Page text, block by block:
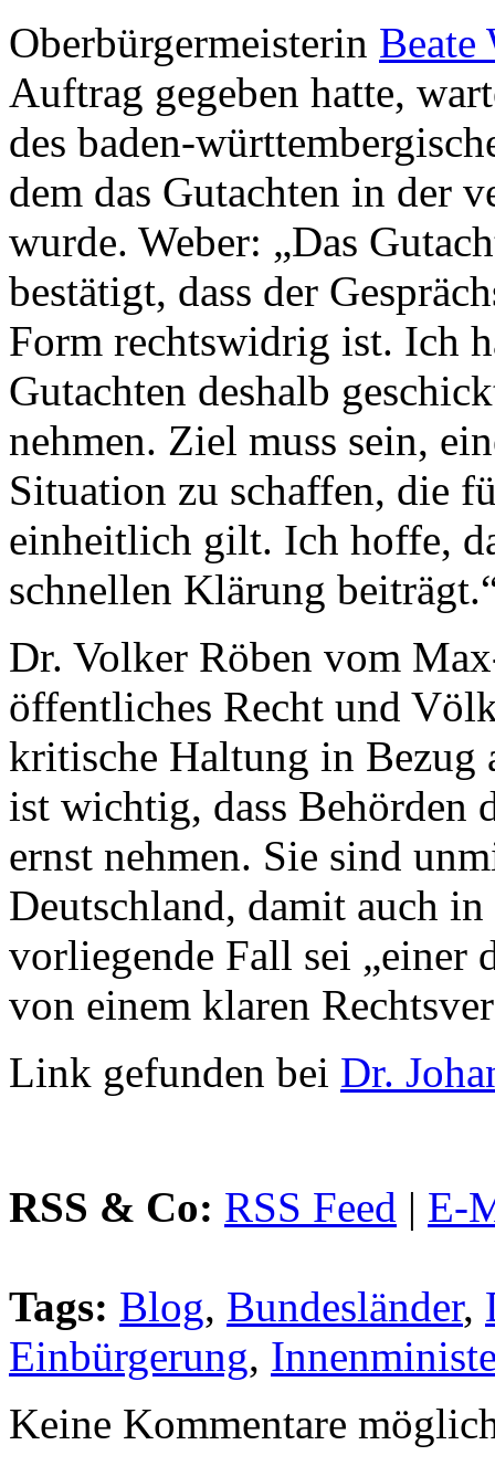
Oberbürgermeisterin Beate
Auftrag gegeben hatte,
des baden-
dem das Gutachten in der
wurde. Weber: „Das
bestätigt, dass der
Form rechtswidrig ist. Ich
Gutachten deshalb
nehmen. Ziel muss sein,
Situation zu schaffen, die
einheitlich gilt. Ich hoffe,
schnellen Klärung
Dr. Volker Röben vom
öffentliches Recht und
kritische Haltung in Bezug
ist wichtig, dass Behörden
ernst nehmen. Sie sind
Deutschland, damit auch
vorliegende Fall sei „einer
von einem klaren
Link gefunden bei Dr.
RSS & Co: RSS Feed | E-
Tags: Blog, Bundesländer,
Einbürgerung,
Keine Kommentare